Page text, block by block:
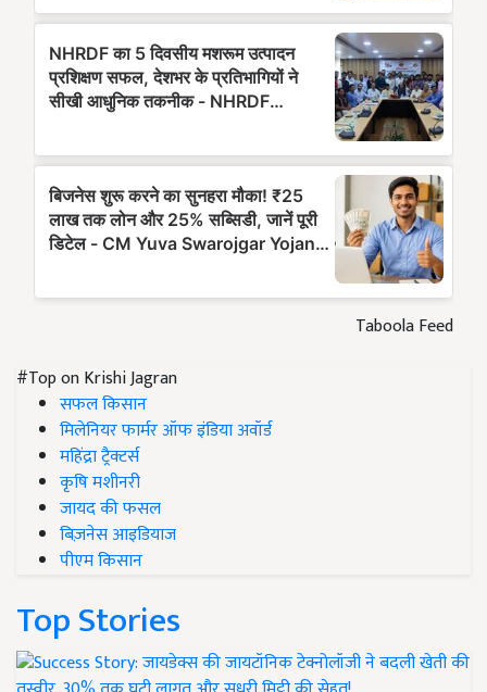
Taboola Feed
#Top on Krishi Jagran
सफल किसान
मिलेनियर फार्मर ऑफ इंडिया अवॉर्ड
महिंद्रा ट्रैक्टर्स
कृषि मशीनरी
जायद की फसल
बिज़नेस आइडियाज
पीएम किसान
Top Stories